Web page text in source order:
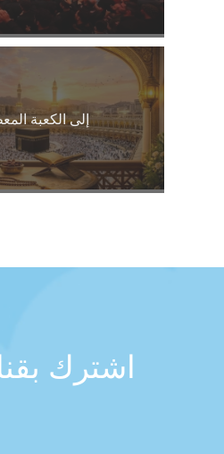
إلى الكعبة
اشترك